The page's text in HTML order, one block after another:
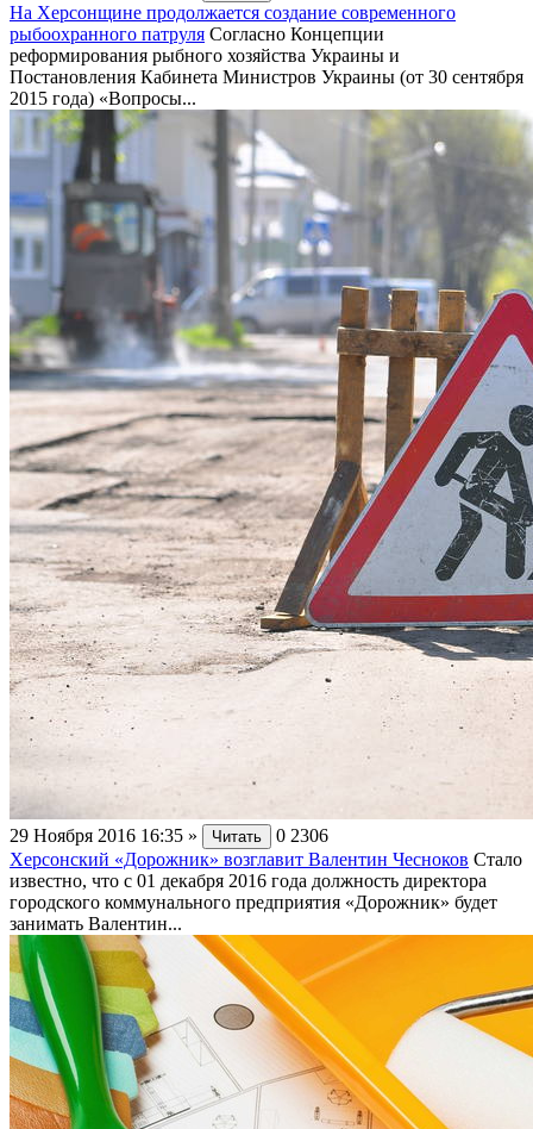
На Херсонщине продолжается создание современного
рыбоохранного патруля Согласно Концепции
реформирования рыбного хозяйства Украины и
Постановления Кабинета Министров Украины (от 30 сентября
2015 года) «Вопросы...
29 Ноября 2016 16:35 » Читать 0 2306
Херсонский «Дорожник» возглавит Валентин Чесноков Стало
известно, что с 01 декабря 2016 года должность директора
городского коммунального предприятия «Дорожник» будет
занимать Валентин...